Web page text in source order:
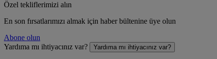
Özel tekliflerimizi alın
En son fırsatlarımızı almak için haber bültenine üye olun
Abone olun
Yardıma mı ihtiyacınız var?
Yardıma mı ihtiyacınız var?